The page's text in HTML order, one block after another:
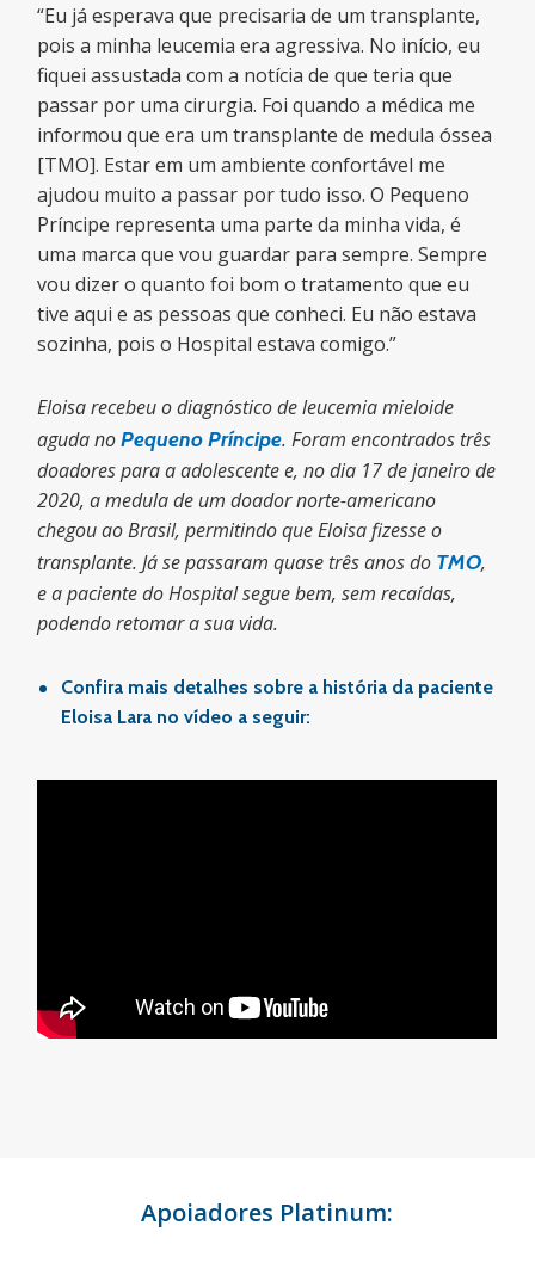
“Eu já esperava que precisaria de um transplante,
pois a minha leucemia era agressiva. No início, eu
fiquei assustada com a notícia de que teria que
passar por uma cirurgia. Foi quando a médica me
informou que era um transplante de medula óssea
[TMO]. Estar em um ambiente confortável me
ajudou muito a passar por tudo isso. O Pequeno
Príncipe representa uma parte da minha vida, é
uma marca que vou guardar para sempre. Sempre
vou dizer o quanto foi bom o tratamento que eu
tive aqui e as pessoas que conheci. Eu não estava
sozinha, pois o Hospital estava comigo.”
Eloisa recebeu o diagnóstico de leucemia mieloide
aguda noPequeno Príncipe. Foram encontrados três
doadores para a adolescente e, no dia 17 de janeiro de
2020, a medula de um doador norte-americano
chegou ao Brasil, permitindo que Eloisa fizesse o
transplante. Já se passaram quase três anos do TMO,
e a paciente do Hospital segue bem, sem recaídas,
podendo retomar a sua vida.
Confira mais detalhes sobre a história da paciente
Eloisa Lara no vídeo a seguir:
Apoiadores Platinum: